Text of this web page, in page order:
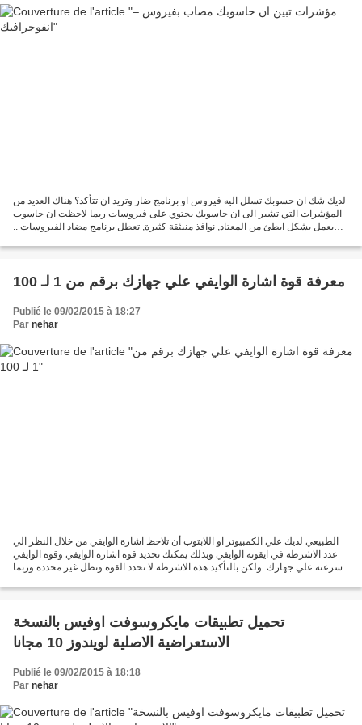
لديك شك ان حسوبك تسلل اليه فيروس او برنامج ضار وتريد ان تتأكد؟ هناك العديد من
المؤشرات التي تشير الى ان حاسوبك يحتوي على فيروسات ربما لاحظت ان حاسوب
يعمل بشكل ابطئ من المعتاد, نوافذ منبثقة كثيرة, تعطل برنامج مضاد الفيروسات ..
معرفة قوة اشارة الوايفي علي جهازك برقم من 1 لـ 100
Publié le 09/02/2015 à 18:27
Par nehar
الطبيعي لديك علي الكمبيوتر او اللابتوب أن تلاحظ اشارة الوايفي من خلال النظر الي
عدد الاشرطة في ايقونة الوايفي وبذلك يمكنك تحديد قوة اشارة الوايفي وقوة الوايفي
وسرعته علي جهازك. ولكن بالتأكيد هذه الاشرطة لا تحدد القوة وتظل غير محددة وربما
تحميل تطبيقات مايكروسوفت اوفيس بالنسخة
الاستعراضية الاصلية لويندوز 10 مجانا
Publié le 09/02/2015 à 18:18
Par nehar